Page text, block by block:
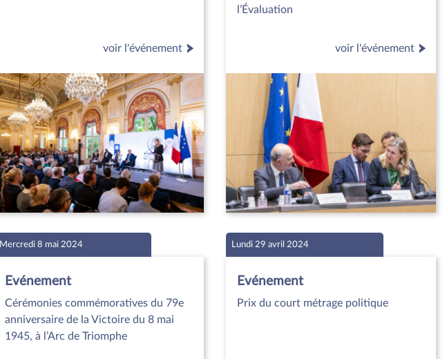
voir l'événement
l’Évaluation
voir l'événement
Mercredi 8 mai 2024
Evénement
Cérémonies commémoratives du 79e
anniversaire de la Victoire du 8 mai
1945, à l’Arc de Triomphe
Lundi 29 avril 2024
Evénement
Prix du court métrage politique